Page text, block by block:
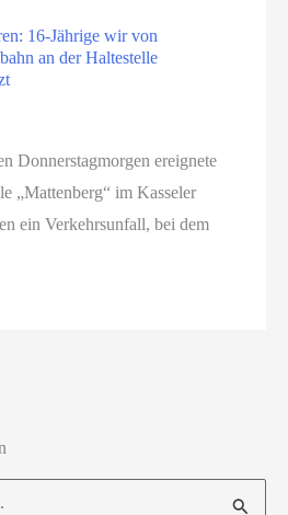
16-Jährige wir von
an der Haltestelle
Donnerstagmorgen ereignete
„Mattenberg“ im Kasseler
ein Verkehrsunfall, bei dem